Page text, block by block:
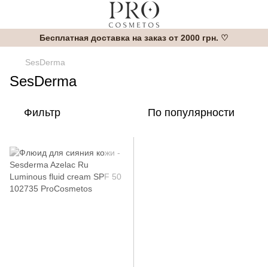
Бесплатная доставка на заказ от 2000 грн. ♡
SesDerma
SesDerma
Фильтр По популярности